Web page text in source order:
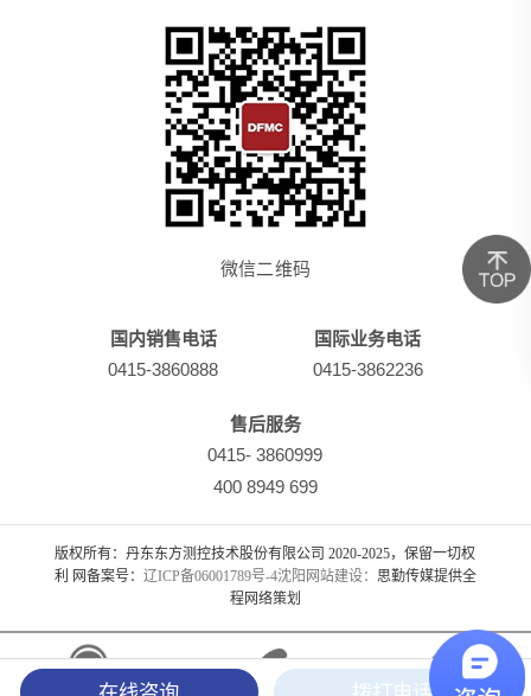
微信二维码
国内销售电话
0415-3860888
国际业务电话
0415-3862236
售后服务
0415- 3860999
400 8949 699
版权所有：丹东东方测控技术股份有限公司 2020-2025，保留一切权
利 网备案号： 辽ICP备06001789号-4沈阳网站建设： 思勤传媒提供全
程网络策划